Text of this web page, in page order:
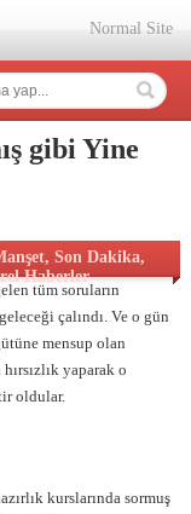
Normal Site
gibi Yine
, Son Dakika,
Haberler
tüm soruların
çalındı. Ve o gün
mensup olan
yaparak o
oldular.
kurslarında sormuş